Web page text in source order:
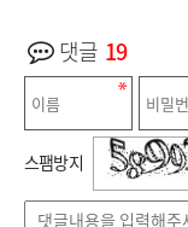
댓글 19
스팸방지